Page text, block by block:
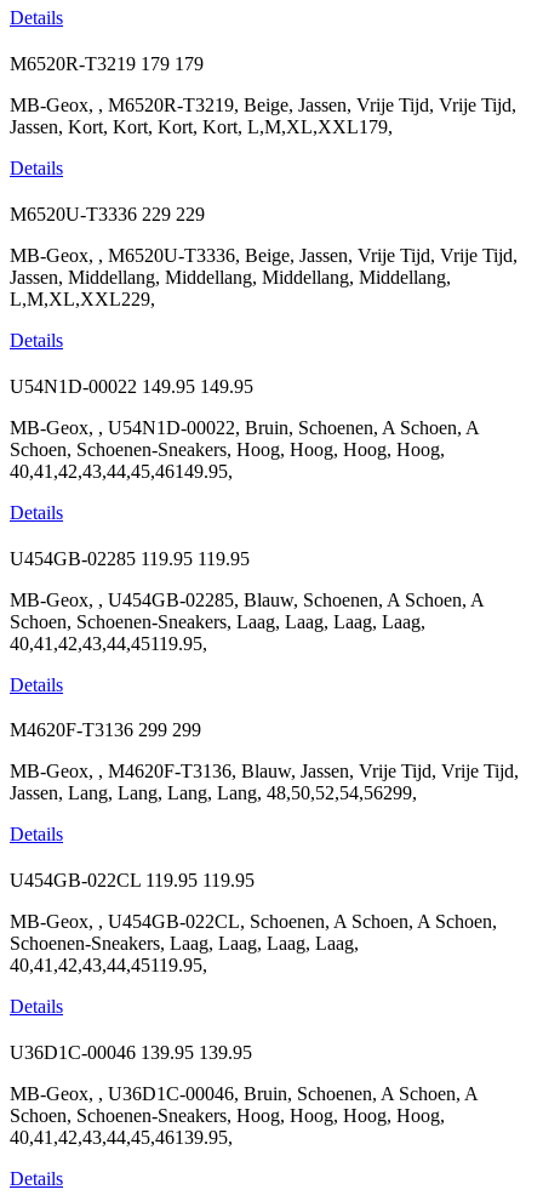
Details
M6520R-T3219 179 179
MB-Geox, , M6520R-T3219, Beige, Jassen, Vrije Tijd, Vrije Tijd,
Jassen, Kort, Kort, Kort, Kort, L,M,XL,XXL179,
Details
M6520U-T3336 229 229
MB-Geox, , M6520U-T3336, Beige, Jassen, Vrije Tijd, Vrije Tijd,
Jassen, Middellang, Middellang, Middellang, Middellang,
L,M,XL,XXL229,
Details
U54N1D-00022 149.95 149.95
MB-Geox, , U54N1D-00022, Bruin, Schoenen, A Schoen, A
Schoen, Schoenen-Sneakers, Hoog, Hoog, Hoog, Hoog,
40,41,42,43,44,45,46149.95,
Details
U454GB-02285 119.95 119.95
MB-Geox, , U454GB-02285, Blauw, Schoenen, A Schoen, A
Schoen, Schoenen-Sneakers, Laag, Laag, Laag, Laag,
40,41,42,43,44,45119.95,
Details
M4620F-T3136 299 299
MB-Geox, , M4620F-T3136, Blauw, Jassen, Vrije Tijd, Vrije Tijd,
Jassen, Lang, Lang, Lang, Lang, 48,50,52,54,56299,
Details
U454GB-022CL 119.95 119.95
MB-Geox, , U454GB-022CL, Schoenen, A Schoen, A Schoen,
Schoenen-Sneakers, Laag, Laag, Laag, Laag,
40,41,42,43,44,45119.95,
Details
U36D1C-00046 139.95 139.95
MB-Geox, , U36D1C-00046, Bruin, Schoenen, A Schoen, A
Schoen, Schoenen-Sneakers, Hoog, Hoog, Hoog, Hoog,
40,41,42,43,44,45,46139.95,
Details